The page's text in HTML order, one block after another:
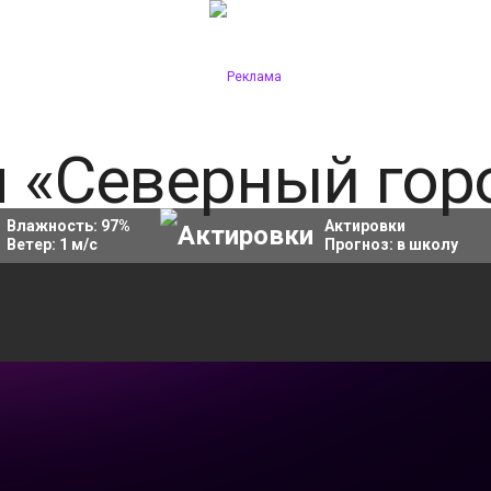
Влажность: 97%
Ветер: 1 м/с
Актировки
Прогноз: в школу